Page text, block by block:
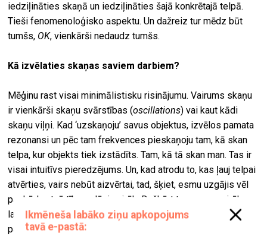
iedziļināties skaņā un iedziļināties šajā konkrētajā telpā.
Tieši fenomenoloģisko aspektu. Un dažreiz tur mēdz būt
tumšs, OK, vienkārši nedaudz tumšs.
Kā izvēlaties skaņas saviem darbiem?
Mēģinu rast visai minimālistisku risinājumu. Vairums skaņu
ir vienkārši skaņu svārstības (oscillations) vai kaut kādi
skaņu viļņi. Kad ‘uzskaņoju’ savus objektus, izvēlos pamata
rezonansi un pēc tam frekvences pieskaņoju tam, kā skan
telpa, kur objekts tiek izstādīts. Tam, kā tā skan man. Tas ir
visai intuitīvs pieredzējums. Un, kad atrodu to, kas ļauj telpai
atvērties, vairs nebūt aizvērtai, tad, šķiet, esmu uzgājis vēl
par kādu atvērtības slāni vairāk. Dažkārt tas prasa vairāk
laika, citreiz atkal viss notiek ļoti dabiski. Man tas ir pats
patīkamākais darba posms – viss ir uzstādīts un ieslēgts,